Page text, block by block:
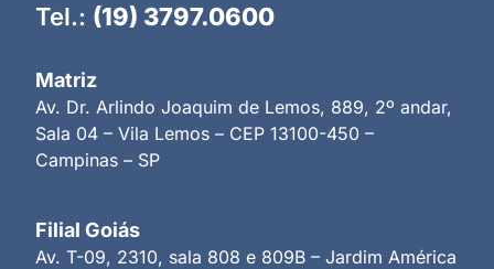
Tel.: (19) 3797.0600
Matriz
Av. Dr. Arlindo Joaquim de Lemos, 889, 2º andar,
Sala 04 – Vila Lemos – CEP 13100-450 –
Campinas – SP
Filial Goiás
Av. T-09, 2310, sala 808 e 809B – Jardim América